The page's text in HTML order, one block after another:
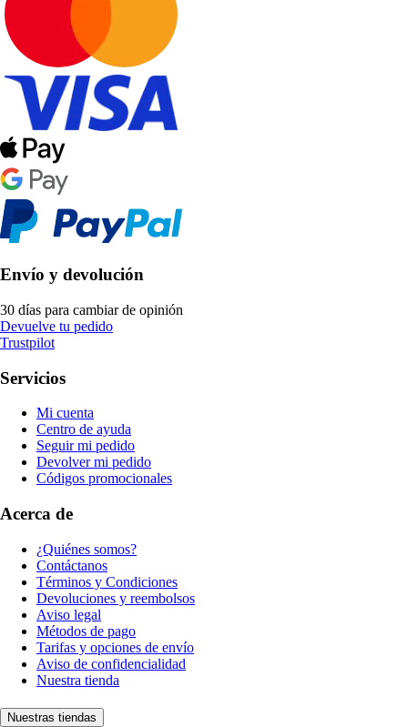
Envío y devolución
30 días para cambiar de opinión
Devuelve tu pedido
Trustpilot
Servicios
Mi cuenta
Centro de ayuda
Seguir mi pedido
Devolver mi pedido
Códigos promocionales
Acerca de
¿Quiénes somos?
Contáctanos
Términos y Condiciones
Devoluciones y reembolsos
Aviso legal
Métodos de pago
Tarifas y opciones de envío
Aviso de confidencialidad
Nuestra tienda
Nuestras tiendas